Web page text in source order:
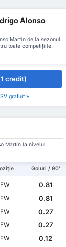
Alonso
Martín de la sezonul
toate competițiile.
credit)
gratuit »
Martín la nivelul
Goluri / 90'
FW
0.81
FW
0.81
FW
0.27
FW
0.27
FW
0.12